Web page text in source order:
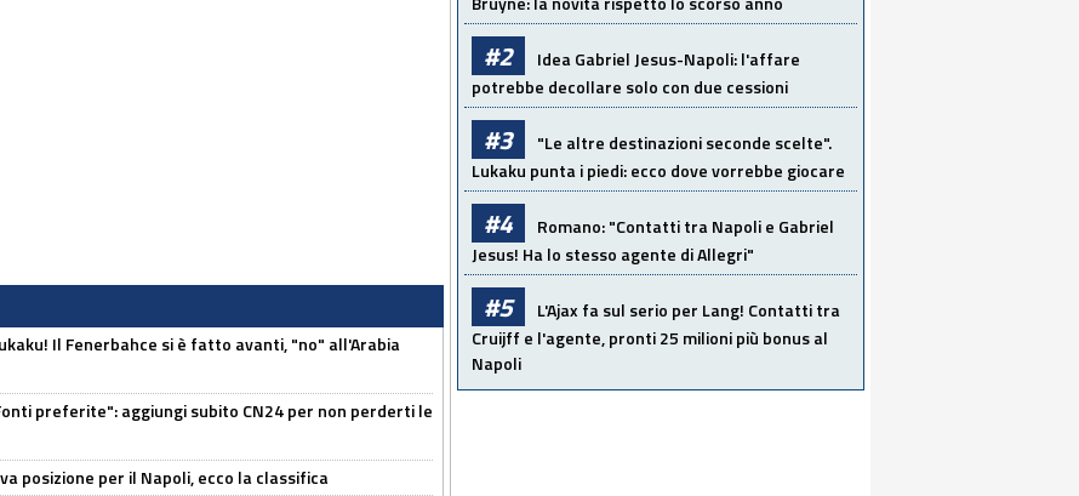
Il Fenerbahce si è fatto avanti, "no" all'Arabia
preferite": aggiungi subito CN24 per non perderti le
posizione per il Napoli, ecco la classifica
#2
Idea Gabriel Jesus-Napoli: l'affare
potrebbe decollare solo con due cessioni
#3
"Le altre destinazioni seconde scelte".
Lukaku punta i piedi: ecco dove vorrebbe giocare
#4
Romano: "Contatti tra Napoli e Gabriel
Jesus! Ha lo stesso agente di Allegri"
#5
L'Ajax fa sul serio per Lang! Contatti tra
Cruijff e l'agente, pronti 25 milioni più bonus al
Napoli